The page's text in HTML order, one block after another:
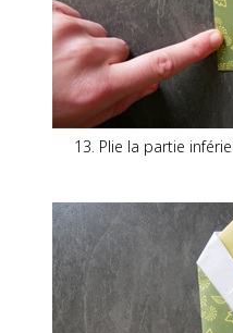
13. Plie la partie